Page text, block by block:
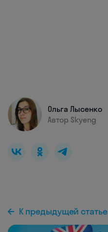
Ольга Лысенко
Автор Skyeng
К предыдущей статье